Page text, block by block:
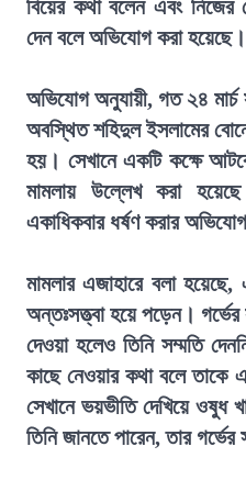
বিয়ের কথা বলেন এবং নিজের
দেন বলে অভিযোগ করা হয়েছে।
অভিযোগ অনুযায়ী, গত ২৪ মার্চ
অবস্থিত শহিদুল ইসলামের
হয়। সেখানে একটি কক্ষে
মামলায় উল্লেখ করা
একাধিকবার ধর্ষণ করার
মামলার এজাহারে বলা
অন্তঃসত্ত্বা হয়ে পড়েন।
দেওয়া হলেও তিনি সম্মতি
কাছে নেওয়ার কথা বলে তাকে
সেখানে ভয়ভীতি দেখিয়ে ওষুধ
তিনি জানতে পারেন, তার